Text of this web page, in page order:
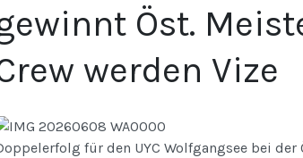
Öst.
werden Vize
für den UYC Wolfgangsee bei